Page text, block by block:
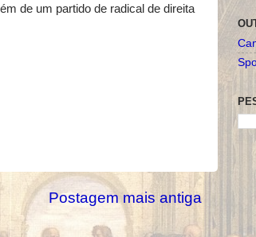
de um partido de radical de direita
Postagem mais antiga